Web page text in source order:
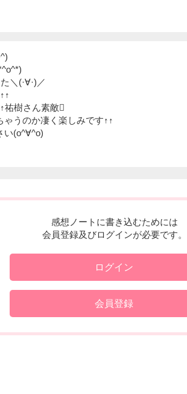
＼(·∀·)／
祐樹さん素敵
ゃうのか凄く楽しみです↑↑
い(o^∀^o)
感想ノートに書き込むためには
会員登録及びログインが必要です。
ログイン
会員登録